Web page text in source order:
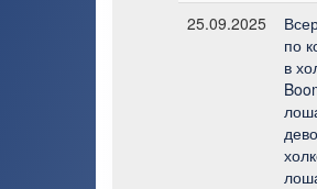
25.09.2025
по
в